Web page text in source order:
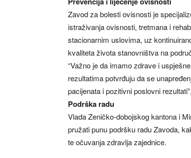
Zavod za bolesti ovisnosti je
istraživanja ovisnosti, tretmana i
stacionarnim uslovima, uz
kvaliteta života stanovništva na
“Važno je da imamo zdrave i
rezultatima potvrđuju da se
pacijenata i pozitivni poslovni
Podrška radu
Vlada Zeničko-dobojskog kantona i
pružati punu podršku radu Zavoda,
te očuvanja zdravlja zajednice.